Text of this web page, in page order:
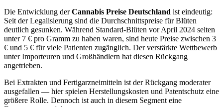
Die Entwicklung derCannabis Preise Deutschland ist eindeutig:
Seit der Legalisierung sind die Durchschnittspreise für Blüten
deutlich gesunken. Während Standard-Blüten vor April 2024 selten
unter 7 € pro Gramm zu haben waren, sind heute Preise zwischen 3
€ und 5 € für viele Patienten zugänglich. Der verstärkte Wettbewerb
unter Importeuren und Großhändlern hat diesen Rückgang
angetrieben.
Bei Extrakten und Fertigarzneimitteln ist der Rückgang moderater
ausgefallen — hier spielen Herstellungskosten und Patentschutz eine
größere Rolle. Dennoch ist auch in diesem Segment eine